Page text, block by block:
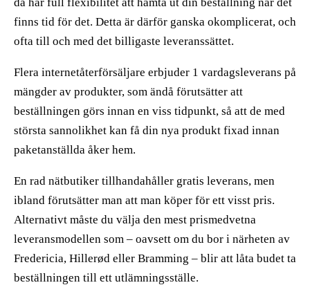
finns tid för det. Detta är därför ganska okomplicerat, och
ofta till och med det billigaste leveranssättet.
Flera internetåterförsäljare erbjuder 1 vardagsleverans på
mängder av produkter, som ändå förutsätter att
beställningen görs innan en viss tidpunkt, så att de med
största sannolikhet kan få din nya produkt fixad innan
paketanställda åker hem.
En rad nätbutiker tillhandahåller gratis leverans, men
ibland förutsätter man att man köper för ett visst pris.
Alternativt måste du välja den mest prismedvetna
leveransmodellen som – oavsett om du bor i närheten av
Fredericia, Hillerød eller Bramming – blir att låta budet ta
beställningen till ett utlämningsställe.